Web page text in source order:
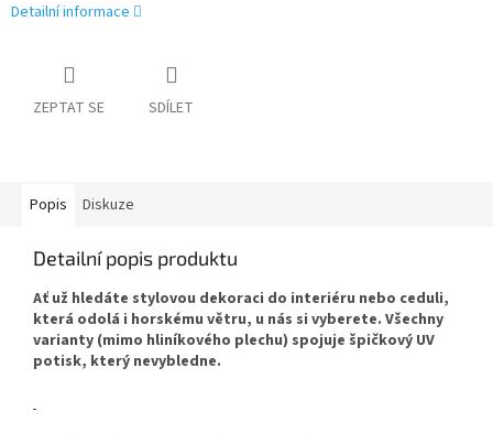
Detailní informace
ZEPTAT SE SDÍLET
Popis Diskuze
Detailní popis produktu
Ať už hledáte stylovou dekoraci do interiéru nebo ceduli,
která odolá i horskému větru, u nás si vyberete. Všechny
varianty (mimo hliníkového plechu) spojuje špičkový UV
potisk, který nevybledne.